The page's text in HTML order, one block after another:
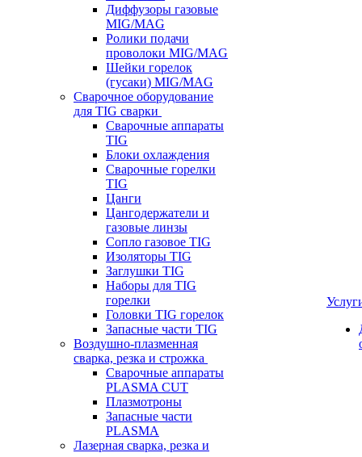
Диффузоры газовые
MIG/MAG
Ролики подачи
проволоки MIG/MAG
Шейки горелок
(гусаки) MIG/MAG
Сварочное оборудование
для TIG сварки
Сварочные аппараты
TIG
Блоки охлаждения
Сварочные горелки
TIG
Цанги
Цангодержатели и
газовые линзы
Сопло газовое TIG
Изоляторы TIG
Заглушки TIG
Наборы для TIG
горелки
Головки TIG горелок
Запасные части TIG
Воздушно-плазменная
сварка, резка и строжка
Сварочные аппараты
PLASMA CUT
Плазмотроны
Запасные части
PLASMA
Лазерная сварка, резка и